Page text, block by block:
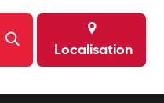
Localisation